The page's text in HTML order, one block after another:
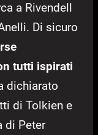
a Rivendell
Di sicuro
tutti ispirati
dichiarato
di Tolkien e
di Peter